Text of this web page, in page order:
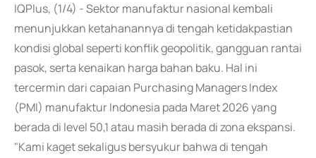
IQPlus, (1/4) - Sektor manufaktur nasional kembali
menunjukkan ketahanannya di tengah ketidakpastian
kondisi global seperti konflik geopolitik, gangguan rantai
pasok, serta kenaikan harga bahan baku. Hal ini
tercermin dari capaian Purchasing Managers Index
(PMI) manufaktur Indonesia pada Maret 2026 yang
berada di level 50,1 atau masih berada di zona ekspansi.
"Kami kaget sekaligus bersyukur bahwa di tengah